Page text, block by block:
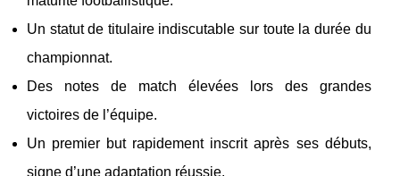
Un statut de titulaire indiscutable sur toute la durée du
championnat.
Des notes de match élevées lors des grandes
victoires de l’équipe.
Un premier but rapidement inscrit après ses débuts,
signe d’une adaptation réussie.